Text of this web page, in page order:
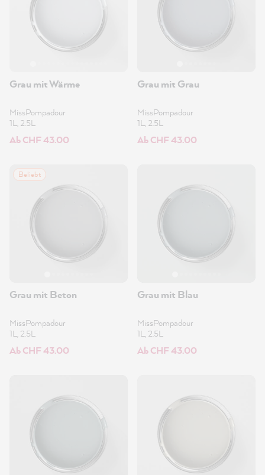
Grau mit Wärme
MissPompadour
1L, 2.5L
Ab CHF 43.00
Grau mit Grau
MissPompadour
1L, 2.5L
Ab CHF 43.00
Beliebt
Grau mit Beton
MissPompadour
1L, 2.5L
Ab CHF 43.00
Grau mit Blau
MissPompadour
1L, 2.5L
Ab CHF 43.00